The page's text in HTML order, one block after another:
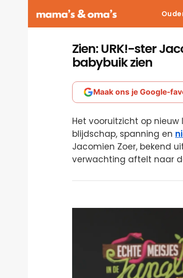
Zien: URK!-ster
babybuik zien
Maak ons je Google-
Het vooruitzicht op
blijdschap, spanning en
Jacomien Zoer, bekend
verwachting aftelt naar